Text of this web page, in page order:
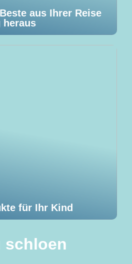
aus Ihrer Reise
heraus
für Ihr Kind
schloen